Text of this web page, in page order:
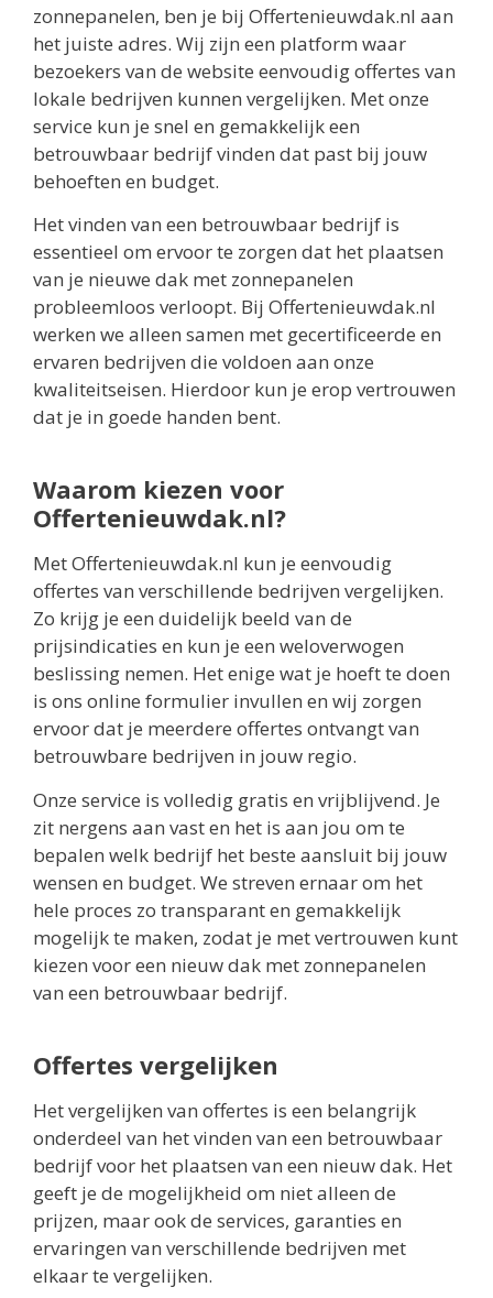
zonnepanelen, ben je bij Offertenieuwdak.nl aan
het juiste adres. Wij zijn een platform waar
bezoekers van de website eenvoudig offertes van
lokale bedrijven kunnen vergelijken. Met onze
service kun je snel en gemakkelijk een
betrouwbaar bedrijf vinden dat past bij jouw
behoeften en budget.
Het vinden van een betrouwbaar bedrijf is
essentieel om ervoor te zorgen dat het plaatsen
van je nieuwe dak met zonnepanelen
probleemloos verloopt. Bij Offertenieuwdak.nl
werken we alleen samen met gecertificeerde en
ervaren bedrijven die voldoen aan onze
kwaliteitseisen. Hierdoor kun je erop vertrouwen
dat je in goede handen bent.
Waarom kiezen voor
Offertenieuwdak.nl?
Met Offertenieuwdak.nl kun je eenvoudig
offertes van verschillende bedrijven vergelijken.
Zo krijg je een duidelijk beeld van de
prijsindicaties en kun je een weloverwogen
beslissing nemen. Het enige wat je hoeft te doen
is ons online formulier invullen en wij zorgen
ervoor dat je meerdere offertes ontvangt van
betrouwbare bedrijven in jouw regio.
Onze service is volledig gratis en vrijblijvend. Je
zit nergens aan vast en het is aan jou om te
bepalen welk bedrijf het beste aansluit bij jouw
wensen en budget. We streven ernaar om het
hele proces zo transparant en gemakkelijk
mogelijk te maken, zodat je met vertrouwen kunt
kiezen voor een nieuw dak met zonnepanelen
van een betrouwbaar bedrijf.
Offertes vergelijken
Het vergelijken van offertes is een belangrijk
onderdeel van het vinden van een betrouwbaar
bedrijf voor het plaatsen van een nieuw dak. Het
geeft je de mogelijkheid om niet alleen de
prijzen, maar ook de services, garanties en
ervaringen van verschillende bedrijven met
elkaar te vergelijken.